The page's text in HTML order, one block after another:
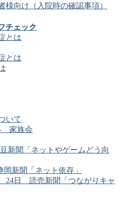
様向け（入院時の確認事項）
チェック
とは
とは
いて
- 家族会
新聞「ネットやゲームどう向
岡新聞「ネット依存」
24日 読売新聞「つながりキャ